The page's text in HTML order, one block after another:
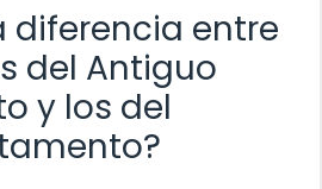
diferencia entre
del Antiguo
y los del